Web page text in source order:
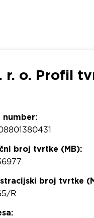
r. o. Profil
number:
broj tvrtke (MB):
broj tvrtke
R